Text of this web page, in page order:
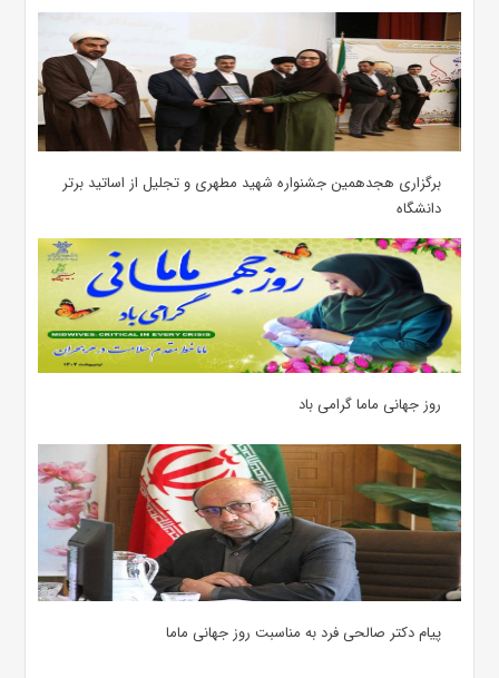
برگزاری هجدهمین جشنواره شهید مطهری و تجلیل از اساتید برتر
دانشگاه
روز جهانی ماما گرامی باد
پیام دکتر صالحی فرد به مناسبت روز جهانی ماما